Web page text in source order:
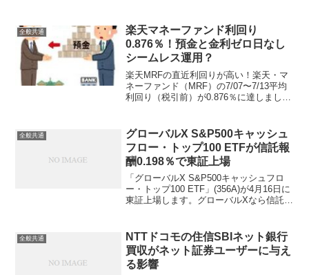
う少しなんとかならないのかと思うこと
も多々。私の場合は特に面...
全般共通
楽天マネーファンド利回り
0.876％！預金と金利ゼロ日なし
シームレス運用？
楽天MRFの直近利回りが高い！楽天・マ
ネーファンド（MRF）の7/07〜7/13平均
利回り（税引前）が0.876％に達しまし
８月からの適用であり現状は0.65％）...
全般共通
グローバルX S&P500キャッシュ
フロー・トップ100 ETFが信託報
酬0.198％で東証上場
「グローバルX S&P500キャッシュフロ
ー・トップ100 ETF」(356A)が4月16日に
東証上場します。グローバルXなら信託報
と思います。対象指標は「S...
全般共通
NTTドコモの住信SBIネット銀行
買収がネット証券ユーザーに与え
る影響